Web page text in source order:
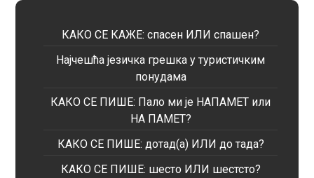
КАКО СЕ КАЖЕ: спасен ИЛИ спашен?
Најчешћа језичка грешка у туристичким
понудама
КАКО СЕ ПИШЕ: Пало ми је НАПАМЕТ или
НА ПАМЕТ?
КАКО СЕ ПИШЕ: дотад(а) ИЛИ до тада?
КАКО СЕ ПИШЕ: шесто ИЛИ шестсто?